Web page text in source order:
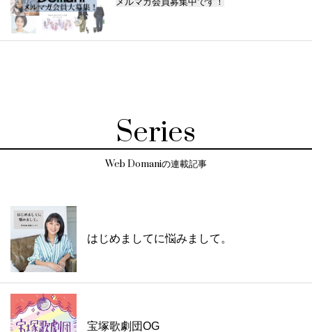
Series
Web Domaniの連載記事
はじめましてに悩みまして。
宝塚歌劇団OG